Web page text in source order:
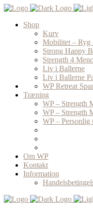
Shop
Kurv
Mobilitet – Ryg
Strong Happy
Strength 4
Liv i Ballerne
Liv i Ballerne
WP Retreat
Træning
WP – Strength
WP – Strength
WP – Personlig
Om WP
Kontakt
Information